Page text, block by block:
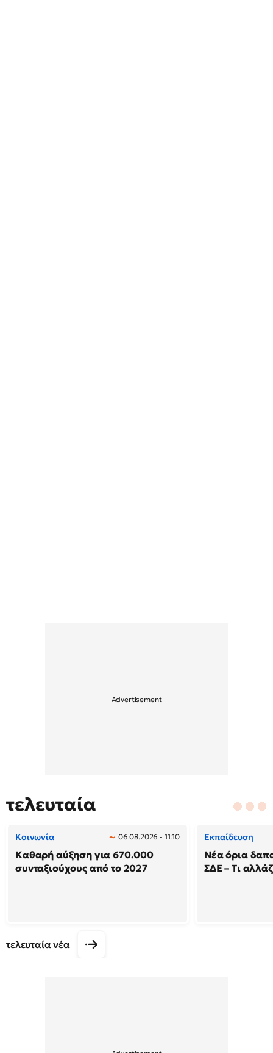
τελευταία
Κοινωνία 06.08.2026 - 11:10
Καθαρή αύξηση για 670.000
συνταξιούχους από το 2027
Εκπαίδευση
Νέα όρια
ΣΔΕ – Τι
τελευταία νέα